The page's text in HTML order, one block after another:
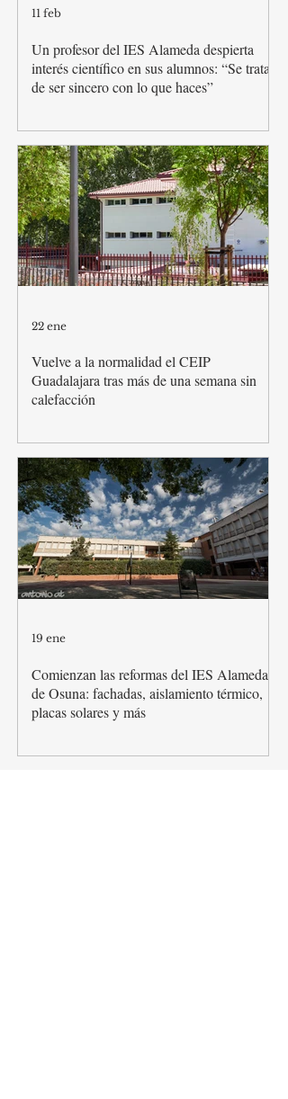
Un profesor del IES Alameda despierta
interés científico en sus alumnos: “Se trata
de ser sincero con lo que haces”
11 feb
Vuelve a la normalidad el CEIP
Guadalajara tras más de una semana sin
calefacción
22 ene
Comienzan las reformas del IES Alameda
de Osuna: fachadas, aislamiento térmico,
placas solares y más
19 ene